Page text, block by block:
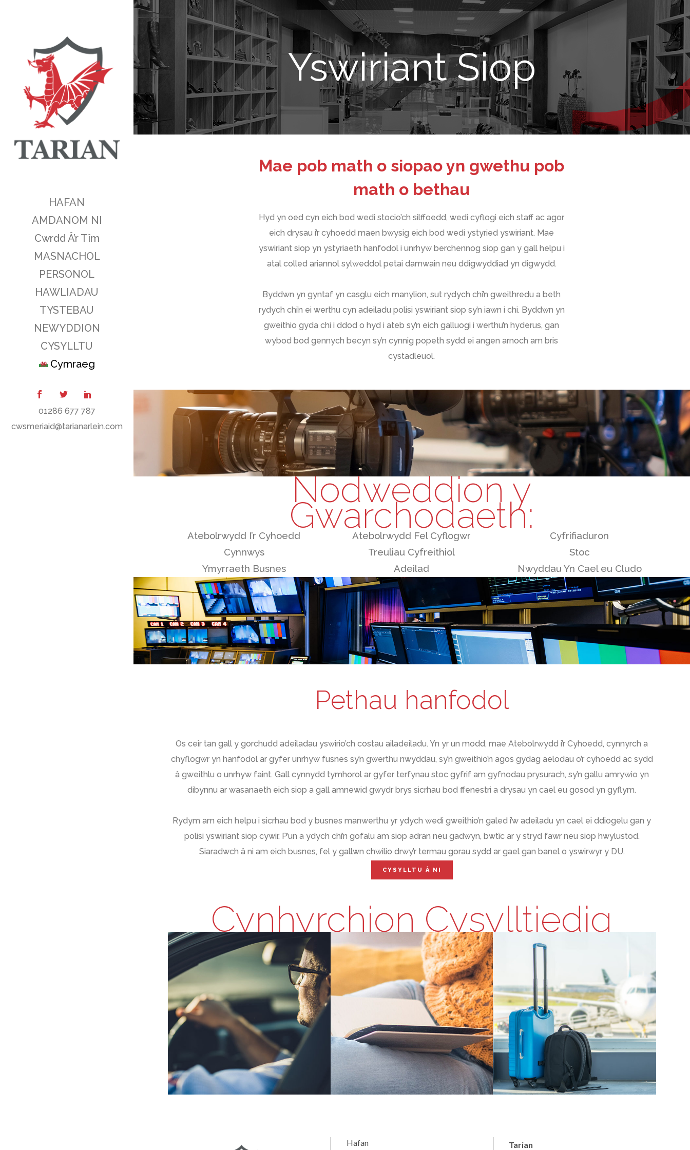
HAFAN
AMDANOM NI
Cwrdd Â’r Tîm
MASNACHOL
PERSONOL
HAWLIADAU
TYSTEBAU
NEWYDDION
CYSYLLTU
Cymraeg
01286 677 787
cwsmeriaid@tarianarlein.com
Yswiriant Siop
Mae pob math o siopao yn gwethu pob
math o bethau
Hyd yn oed cyn eich bod wedi stocio’ch silffoedd, wedi cyflogi eich staff ac agor
eich drysau i’r cyhoedd maen bwysig eich bod wedi ystyried yswiriant. Mae
yswiriant siop yn ystyriaeth hanfodol i unrhyw berchennog siop gan y gall helpu i
atal colled ariannol sylweddol petai damwain neu ddigwyddiad yn digwydd.
Byddwn yn gyntaf yn casglu eich manylion, sut rydych chi’n gweithredu a beth
rydych chi’n ei werthu cyn adeiladu polisi yswiriant siop sy’n iawn i chi. Byddwn yn
gweithio gyda chi i ddod o hyd i ateb sy’n eich galluogi i werthu’n hyderus, gan
wybod bod gennych becyn sy’n cynnig popeth sydd ei angen arnoch am bris
cystadleuol.
Nodweddion y
Gwarchodaeth:
Atebolrwydd I’r Cyhoedd
Cynnwys
Ymyrraeth Busnes
Atebolrwydd Fel Cyflogwr
Treuliau Cyfreithiol
Adeilad
Cyfrifiaduron
Stoc
Nwyddau Yn Cael eu Cludo
Pethau hanfodol
Os ceir tan gall y gorchudd adeiladau yswirio’ch costau ailadeiladu. Yn yr un modd, mae Atebolrwydd i’r Cyhoedd, cynnyrch a
chyflogwr yn hanfodol ar gyfer unrhyw fusnes sy’n gwerthu nwyddau, sy’n gweithio’n agos gydag aelodau o’r cyhoedd ac sydd
â gweithlu o unrhyw faint. Gall cynnydd tymhorol ar gyfer terfynau stoc gyfrif am gyfnodau prysurach, sy’n gallu amrywio yn
dibynnu ar wasanaeth eich siop a gall amnewid gwydr brys sicrhau bod ffenestri a drysau yn cael eu gosod yn gyflym.
Rydym am eich helpu i sicrhau bod y busnes manwerthu yr ydych wedi gweithio’n galed i’w adeiladu yn cael ei ddiogelu gan y
polisi yswiriant siop cywir. P’un a ydych chi’n gofalu am siop adran neu gadwyn, bwtîc ar y stryd fawr neu siop hwylustod.
Siaradwch â ni am eich busnes, fel y gallwn chwilio drwy’r termau gorau sydd ar gael gan banel o yswirwyr y DU.
CYSYLLTU Â NI
Cynhyrchion Cysylltiedig
Hafan Tarian